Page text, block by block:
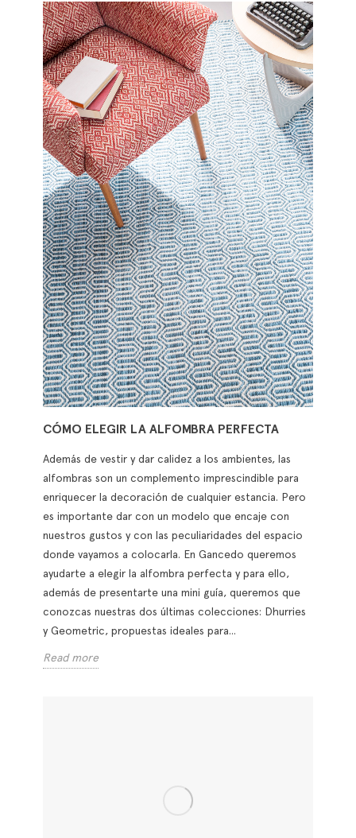
CÓMO ELEGIR LA ALFOMBRA PERFECTA
Además de vestir y dar calidez a los ambientes, las
alfombras son un complemento imprescindible para
enriquecer la decoración de cualquier estancia. Pero
es importante dar con un modelo que encaje con
nuestros gustos y con las peculiaridades del espacio
donde vayamos a colocarla. En Gancedo queremos
ayudarte a elegir la alfombra perfecta y para ello,
además de presentarte una mini guía, queremos que
conozcas nuestras dos últimas colecciones: Dhurries
y Geometric, propuestas ideales para...
Read more